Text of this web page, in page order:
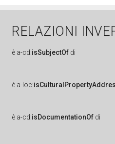
RELAZIONI
è a-cd:isSubjectOf di
è a-loc:
è a-cd:isDocumentationOf di